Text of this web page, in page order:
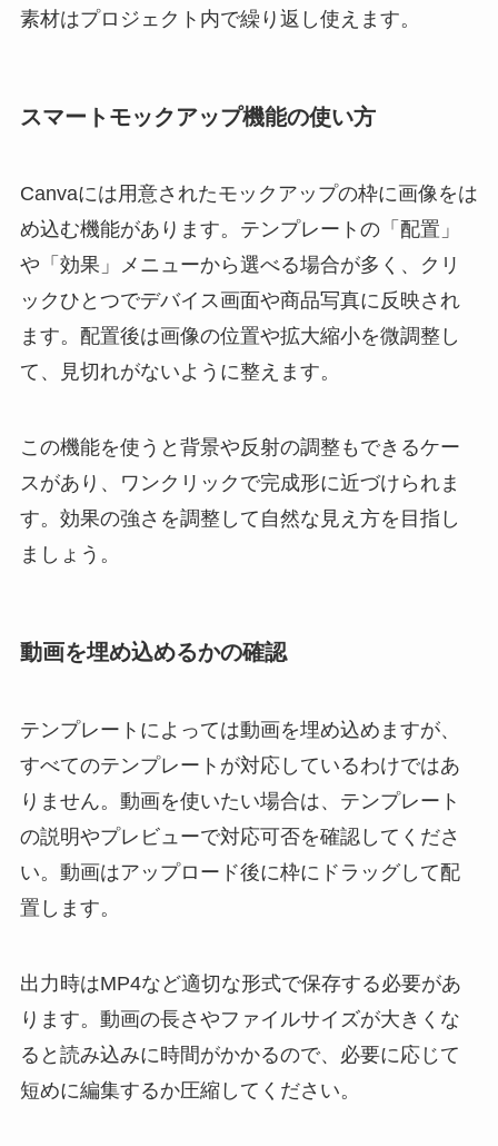
素材はプロジェクト内で繰り返し使えます。
スマートモックアップ機能の使い方
Canvaには用意されたモックアップの枠に画像をは
め込む機能があります。テンプレートの「配置」
や「効果」メニューから選べる場合が多く、クリ
ックひとつでデバイス画面や商品写真に反映され
ます。配置後は画像の位置や拡大縮小を微調整し
て、見切れがないように整えます。
この機能を使うと背景や反射の調整もできるケー
スがあり、ワンクリックで完成形に近づけられま
す。効果の強さを調整して自然な見え方を目指し
ましょう。
動画を埋め込めるかの確認
テンプレートによっては動画を埋め込めますが、
すべてのテンプレートが対応しているわけではあ
りません。動画を使いたい場合は、テンプレート
の説明やプレビューで対応可否を確認してくださ
い。動画はアップロード後に枠にドラッグして配
置します。
出力時はMP4など適切な形式で保存する必要があ
ります。動画の長さやファイルサイズが大きくな
ると読み込みに時間がかかるので、必要に応じて
短めに編集するか圧縮してください。